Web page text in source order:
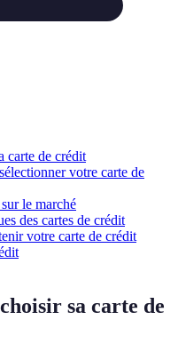
carte de crédit
votre carte de
le marché
des cartes de crédit
votre carte de crédit
sa carte de